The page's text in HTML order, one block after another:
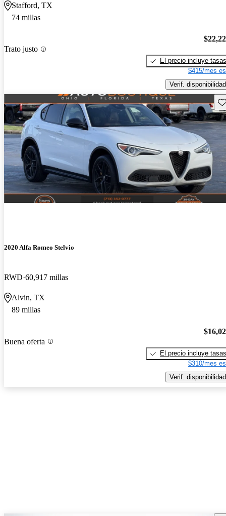
Stafford, TX
74 millas
Trato justo
El precio incluye tasas
$415/mes
Verif. disponibilidad
2020 Alfa Romeo Stelvio
RWD 60,917 millas
Alvin, TX
89 millas
Buena oferta
El precio incluye tasas
$310/mes
Verif. disponibilidad